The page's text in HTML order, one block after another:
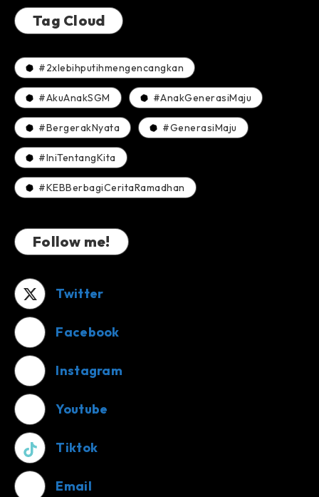
Tag Cloud
#2xlebihputihmengencangkan
#AkuAnakSGM #AnakGenerasiMaju
#BergerakNyata #GenerasiMaju
#IniTentangKita
#KEBBerbagiCeritaRamadhan
Follow me!
Twitter
Facebook
Instagram
Youtube
Tiktok
Email